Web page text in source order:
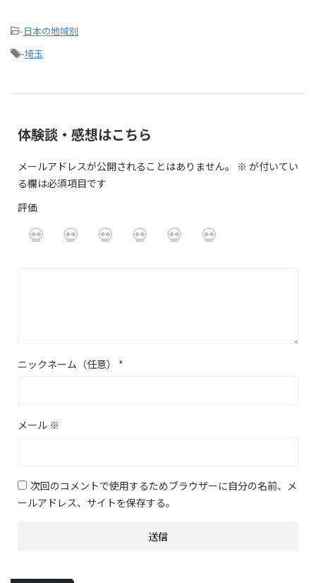
-日本の地域別
-埼玉
体験談・感想はこちら
メールアドレスが公開されることはありません。 ※ が付いてい
る欄は必須項目です
評価
ニックネーム（任意） *
メール ※
次回のコメントで使用するためブラウザーに自分の名前、メ
ールアドレス、サイトを保存する。